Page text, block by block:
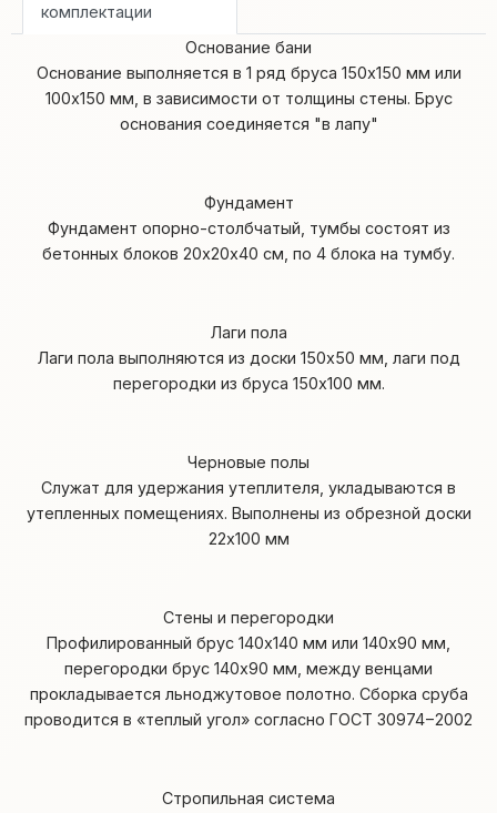
комплектации
Основание бани
Основание выполняется в 1 ряд бруса 150х150 мм или
100х150 мм, в зависимости от толщины стены. Брус
основания соединяется "в лапу"
Фундамент
Фундамент опорно-столбчатый, тумбы состоят из
бетонных блоков 20х20х40 см, по 4 блока на тумбу.
Лаги пола
Лаги пола выполняются из доски 150х50 мм, лаги под
перегородки из бруса 150х100 мм.
Черновые полы
Служат для удержания утеплителя, укладываются в
утепленных помещениях. Выполнены из обрезной доски
22х100 мм
Стены и перегородки
Профилированный брус 140x140 мм или 140х90 мм,
перегородки брус 140х90 мм, между венцами
прокладывается льноджутовое полотно. Сборка сруба
проводится в «теплый угол» согласно ГОСТ 30974−2002
Стропильная система